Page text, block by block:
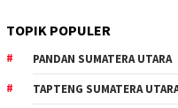
TOPIK POPULER
PANDAN SUMATERA UTARA
TAPTENG SUMATERA